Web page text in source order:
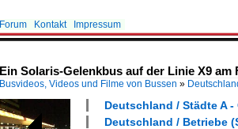
Forum Kontakt Impressum
Ein Solaris-Gelenkbus auf der Linie X9 am
Busvideos, Videos und Filme von Bussen »
Deutschland / Städte A -
Deutschland / Betriebe